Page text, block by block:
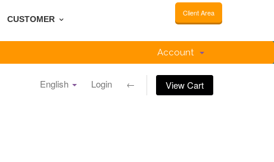
CUSTOMER
Client Area
Account
English Login ← View Cart